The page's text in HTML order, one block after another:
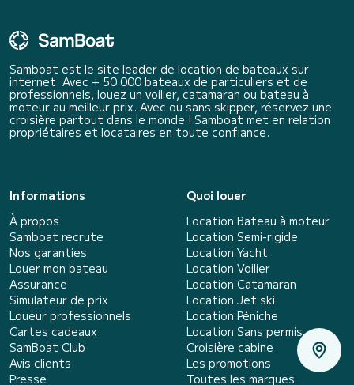
Samboat est le site leader de location de bateaux sur
internet. Avec + 50 000 bateaux de particuliers et de
professionnels, louez un voilier, catamaran ou bateau à
moteur au meilleur prix. Avec ou sans skipper, réservez une
croisière partout dans le monde ! Samboat met en relation
propriétaires et locataires en toute confiance.
Informations
À propos
Samboat recrute
Nos garanties
Louer mon bateau
Assurance
Simulateur de prix
Loueur professionnels
Cartes cadeaux
SamBoat Club
Avis clients
Presse
Quoi louer
Location Bateau à moteur
Location Semi-rigide
Location Yacht
Location Voilier
Location Catamaran
Location Jet ski
Location Péniche
Location Sans permis
Croisière cabine
Les promotions
Toutes les marques